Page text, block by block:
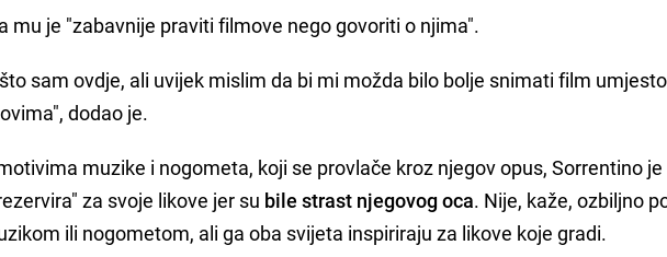
mu je "zabavnije praviti filmove nego govoriti o njima".
sam ovdje, ali uvijek mislim da bi mi možda bilo bolje snimati film
dodao je.
muzike i nogometa, koji se provlače kroz njegov opus, Sorrentino je
za svoje likove jer su bile strast njegovog oca. Nije, kaže, ozbiljno
ili nogometom, ali ga oba svijeta inspiriraju za likove koje gradi.